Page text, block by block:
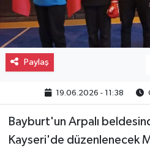
Paylaş
19.06.2026 - 11:38
Bayburt'un Arpalı
Kayseri'de düzenlenecek
Eğitim